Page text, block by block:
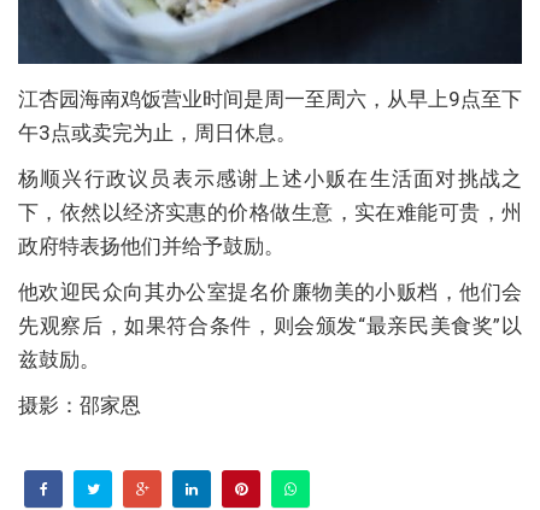
江杏园海南鸡饭营业时间是周一至周六，从早上9点至下
午3点或卖完为止，周日休息。
杨顺兴行政议员表示感谢上述小贩在生活面对挑战之
下，依然以经济实惠的价格做生意，实在难能可贵，州
政府特表扬他们并给予鼓励。
他欢迎民众向其办公室提名价廉物美的小贩档，他们会
先观察后，如果符合条件，则会颁发“最亲民美食奖”以
兹鼓励。
摄影：邵家恩